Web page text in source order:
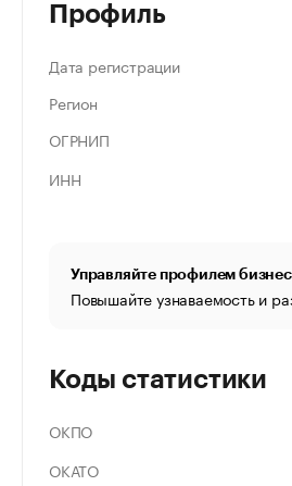
Профиль
Дата регистрации
Регион
ОГРНИП
ИНН
Управляйте профилем
Повышайте узнаваемость и
Коды статистики
ОКПО
ОКАТО